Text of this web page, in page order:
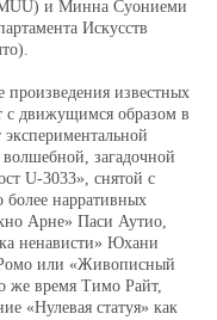
MUU) и Минна Суониеми
Искусств
произведения известных
с движущимся образом в
загадочной
U-3033», снятой с
нарративных
Арне» Паси Аутио,
ненависти» Юхани
или «Живописный
же время Тимо Райт,
«Нулевая статуя» как